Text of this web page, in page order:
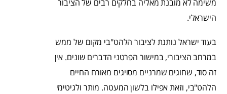
משימה לא מובנת מאליה בחלקים רבים של הציבור
הישראלי.
בעוד ישראל נותנת לציבור הלהט"בי מקום של ממש
במרחב הציבורי, במישור הפרטני הדברים שונים. אין
זה סוד, שחוגים שמרניים מסויגים מאורח החיים
הלהט"בי, וזאת אפילו בלשון המעטה. מותר ולגיטימי